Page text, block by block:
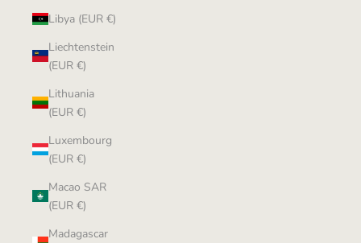
Libya (EUR €)
Liechtenstein
(EUR €)
Lithuania
(EUR €)
Luxembourg
(EUR €)
Macao SAR
(EUR €)
Madagascar